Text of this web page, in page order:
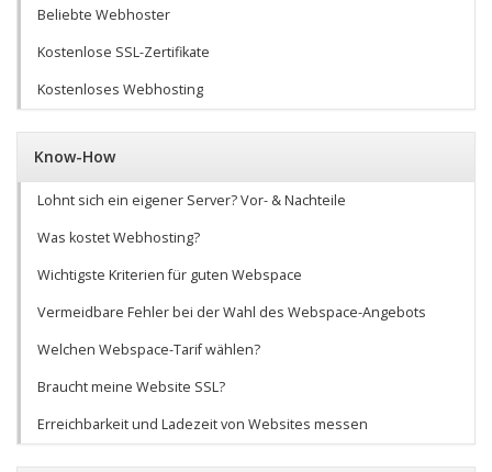
Beliebte Webhoster
Kostenlose SSL-Zertifikate
Kostenloses Webhosting
Know-How
Lohnt sich ein eigener Server? Vor- & Nachteile
Was kostet Webhosting?
Wichtigste Kriterien für guten Webspace
Vermeidbare Fehler bei der Wahl des Webspace-Angebots
Welchen Webspace-Tarif wählen?
Braucht meine Website SSL?
Erreichbarkeit und Ladezeit von Websites messen